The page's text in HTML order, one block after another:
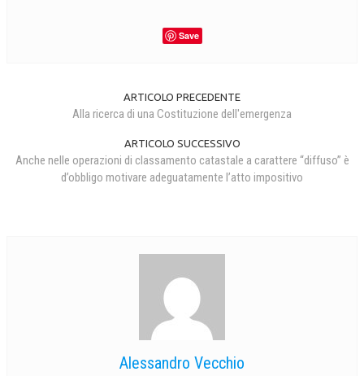
Save
ARTICOLO PRECEDENTE
Alla ricerca di una Costituzione dell'emergenza
ARTICOLO SUCCESSIVO
Anche nelle operazioni di classamento catastale a carattere “diffuso” è
d’obbligo motivare adeguatamente l’atto impositivo
Alessandro Vecchio